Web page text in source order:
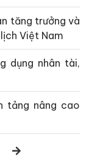
tăng trưởng và
Việt Nam
dụng nhân tài,
tảng nâng cao